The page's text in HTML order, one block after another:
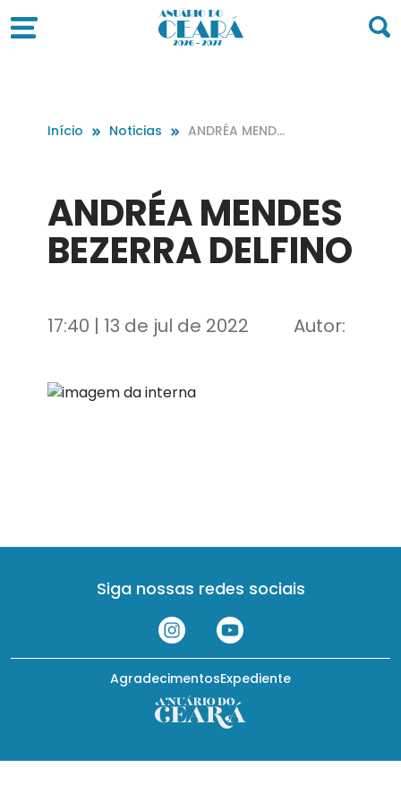
Início Noticias
ANDRÉA MENDES
ANDRÉA MENDES
BEZERRA DELFINO
17:40 | 13 de jul de 2022 Autor:
Siga nossas redes sociais
Expediente
Agradecimentos